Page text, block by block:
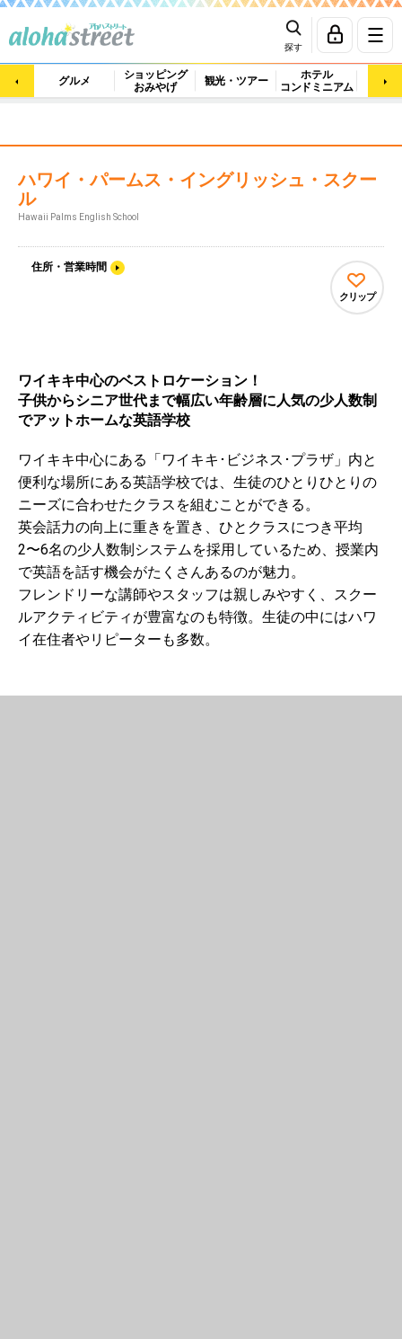
探す
グルメ
ショッピング
おみやげ
観光・ツアー
ホテル
コンドミニアム
マッ
ハワイ・パームス・イングリッシュ・スクー
ル
Hawaii Palms English School
住所・営業時間
クリップ
ワイキキ中心のベストロケーション！
子供からシニア世代まで幅広い年齢層に人気の少人数制
でアットホームな英語学校
ワイキキ中心にある「ワイキキ･ビジネス･プラザ」内と
便利な場所にある英語学校では、生徒のひとりひとりの
ニーズに合わせたクラスを組むことができる。
英会話力の向上に重きを置き、ひとクラスにつき平均
2〜6名の少人数制システムを採用しているため、授業内
で英語を話す機会がたくさんあるのが魅力。
フレンドリーな講師やスタッフは親しみやすく、スクー
ルアクティビティが豊富なのも特徴。生徒の中にはハワ
イ在住者やリピーターも多数。